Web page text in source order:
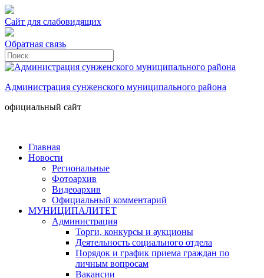
Сайт для слабовидящих
Обратная связь
Администрация сунженского муниципального района
официальный сайт
Главная
Новости
Региональные
Фотоархив
Видеоархив
Официальный комментарий
МУНИЦИПАЛИТЕТ
Администрация
Торги, конкурсы и аукционы
Деятельность социального отдела
Порядок и график приема граждан по
личным вопросам
Вакансии